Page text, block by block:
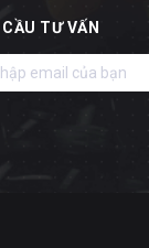
CẦU TƯ VẤN